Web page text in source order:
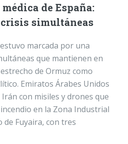
de España:
simultáneas
marcada por una
que mantienen en
de Ormuz como
Emiratos Árabes Unidos
con misiles y drones que
en la Zona Industrial
Fuyaira, con tres